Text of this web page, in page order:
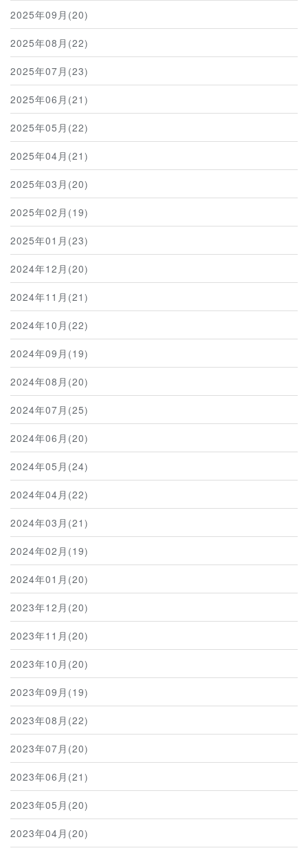
2025年09月(20)
2025年08月(22)
2025年07月(23)
2025年06月(21)
2025年05月(22)
2025年04月(21)
2025年03月(20)
2025年02月(19)
2025年01月(23)
2024年12月(20)
2024年11月(21)
2024年10月(22)
2024年09月(19)
2024年08月(20)
2024年07月(25)
2024年06月(20)
2024年05月(24)
2024年04月(22)
2024年03月(21)
2024年02月(19)
2024年01月(20)
2023年12月(20)
2023年11月(20)
2023年10月(20)
2023年09月(19)
2023年08月(22)
2023年07月(20)
2023年06月(21)
2023年05月(20)
2023年04月(20)